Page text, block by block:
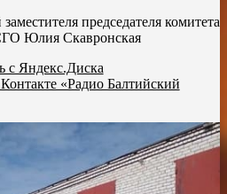
председателя комитета
Юлия Скавронская
с Яндекс.Диска
«Радио Балтийский